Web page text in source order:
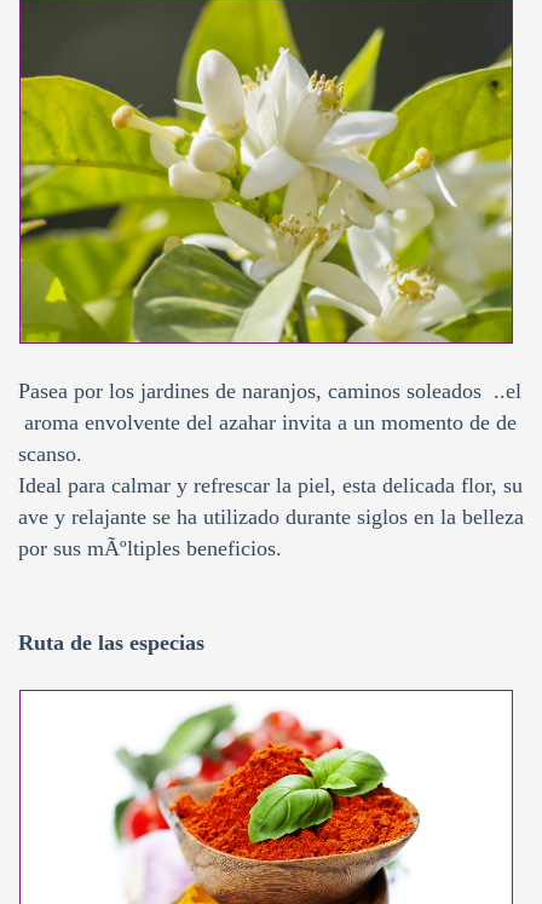
Pasea por los jardines de naranjos, caminos soleados ..el
aroma envolvente del azahar invita a un momento de de
scanso.
Ideal para calmar y refrescar la piel, esta delicada flor, su
ave y relajante se ha utilizado durante siglos en la belleza
por sus mÃºltiples beneficios.
Ruta de las especias